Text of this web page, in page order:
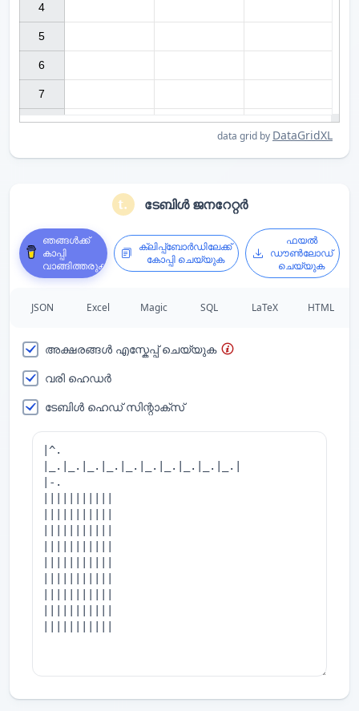
data grid by DataGridXL
4
5
6
7
ടേബിൾ ജനറേറ്റർ
ഞങ്ങൾക്ക്
കാപ്പി
വാങ്ങിത്തരുക
ക്ലിപ്പ്ബോർഡിലേക്ക്
കോപ്പി ചെയ്യുക
ഫയൽ
ഡൗൺലോഡ്
ചെയ്യുക
JSON Excel Magic SQL LaTeX HTML
അക്ഷരങ്ങൾ എസ്കേപ്പ് ചെയ്യുക
വരി ഹെഡർ
ടേബിൾ ഹെഡ് സിന്റാക്സ്